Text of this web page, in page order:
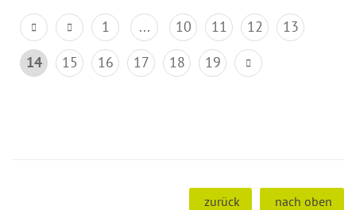
1 ... 10 11 12
13
14
15 16 17 18 19
zurück nach oben